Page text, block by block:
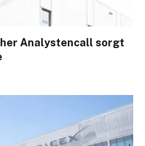
Analystencall sorgt